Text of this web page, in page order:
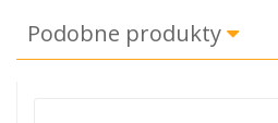
Podobne produkty